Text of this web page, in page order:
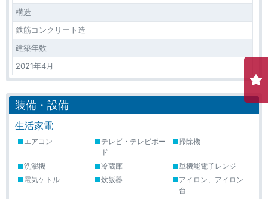
構造
鉄筋コンクリート造
建築年数
2021年4月
装備・設備
生活家電
エアコン
テレビ・テレビボー
ド
掃除機
洗濯機 冷蔵庫
単機能電子レンジ
電気ケトル
炊飯器
アイロン、アイロン
台